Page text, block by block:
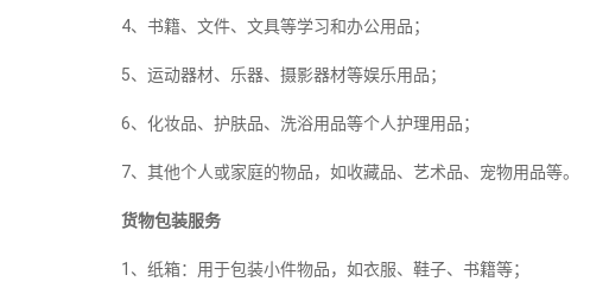
4、书籍、文件、文具等学习和办公用品；
5、运动器材、乐器、摄影器材等娱乐用品；
6、化妆品、护肤品、洗浴用品等个人护理用品；
7、其他个人或家庭的物品，如收藏品、艺术品、宠物用品等。
货物包装服务
1、纸箱：用于包装小件物品，如衣服、鞋子、书籍等；